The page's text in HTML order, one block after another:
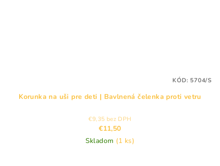
Korunka na uši pre deti | Bavlnená čelenka proti vetru
€9,35 bez DPH
€11,50
Skladom (1 ks)
KÓD: 5704/S